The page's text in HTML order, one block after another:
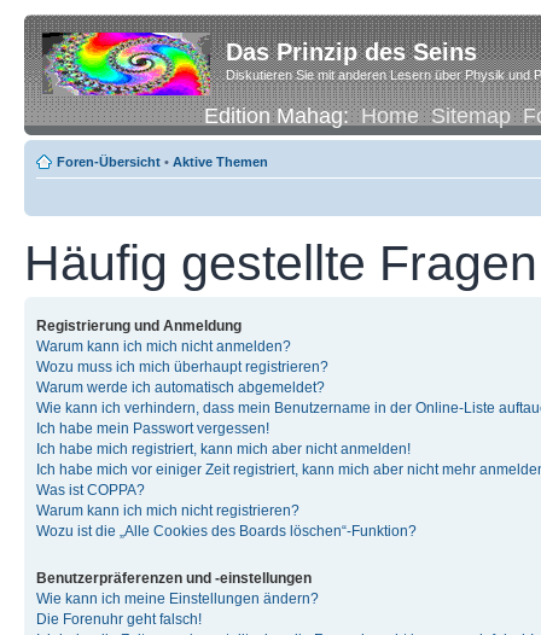
Das Prinzip des Seins
Diskutieren Sie mit anderen Lesern über Physik und
Edition Mahag:Home Sitemap
Foren-Übersicht • Aktive Themen
Häufig gestellte Fragen
Registrierung und Anmeldung
Warum kann ich mich nicht anmelden?
Wozu muss ich mich überhaupt registrieren?
Warum werde ich automatisch abgemeldet?
Wie kann ich verhindern, dass mein Benutzername in der Online-Liste
Ich habe mein Passwort vergessen!
Ich habe mich registriert, kann mich aber nicht anmelden!
Ich habe mich vor einiger Zeit registriert, kann mich aber nicht mehr
Was ist COPPA?
Warum kann ich mich nicht registrieren?
Wozu ist die „Alle Cookies des Boards löschen“-Funktion?
Benutzerpräferenzen und -einstellungen
Wie kann ich meine Einstellungen ändern?
Die Forenuhr geht falsch!